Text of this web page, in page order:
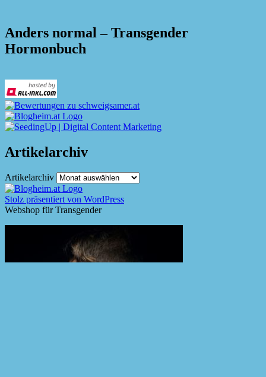
Anders normal – Transgender
Hormonbuch
Artikelarchiv
Artikelarchiv
Stolz präsentiert von WordPress
Webshop für Transgender